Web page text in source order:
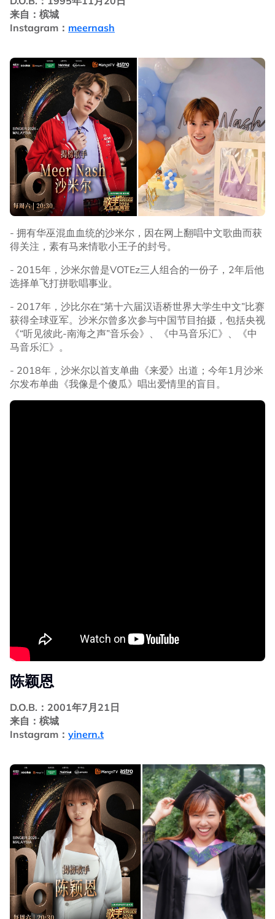
来自：槟城
Instagram： meernash
- 拥有华巫混血血统的沙米尔，因在网上翻唱中文歌曲而获
得关注，素有马来情歌小王子的封号。
- 2015年，沙米尔曾是VOTEz三人组合的一份子，2年后他
选择单飞打拼歌唱事业。
- 2017年，沙比尔在“第十六届汉语桥世界大学生中文”比赛
获得全球亚军。沙米尔曾多次参与中国节目拍摄，包括央视
《“听见彼此-南海之声”音乐会》、《中马音乐汇》、《中
马音乐汇》。
- 2018年，沙米尔以首支单曲《来爱》出道；今年1月沙米
尔发布单曲《我像是个傻瓜》唱出爱情里的盲目。
陈颖恩
D.O.B.：2001年7月21日
来自：槟城
Instagram： yinern.t